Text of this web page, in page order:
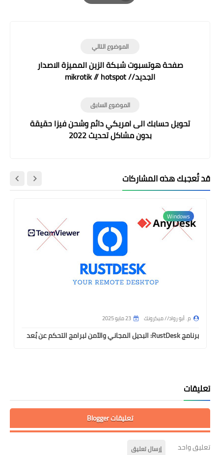
Print
الموضوع التالي
صفحة هوتسبوت شبكة الزين المميزة الاصدار
الجديد // mikrotik // hotspot
الموضوع السابق
تحويل حسابك الى امريكي دائم وشحن فيزا حقيقة
بدون مشاكل تحديث 2022
قد تُعجبك هذه المشاركات
Windows
م . أبو رواد // ميكروتك 23 مايو 2025
برنامج RustDesk: البديل المجاني والآمن لبرامج التحكم عن بُعد
تعليقات
تعليقات Blogger
تعليق واحد إرسال تعليق